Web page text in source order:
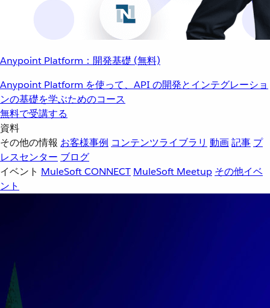
Anypoint Platform：開発基礎 (無料)
Anypoint Platform を使って、API の開発とインテグレーショ
ンの基礎を学ぶためのコース
無料で受講する
資料
その他の情報 お客様事例 コンテンツライブラリ 動画記事 プ
レスセンター ブログ
イベント MuleSoft CONNECT MuleSoft Meetup その他イベ
ント